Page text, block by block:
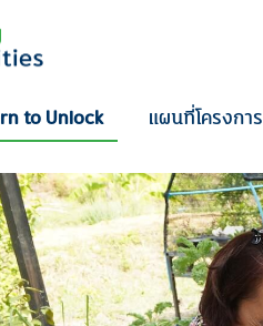
to Unlock แผนที่โครงการ